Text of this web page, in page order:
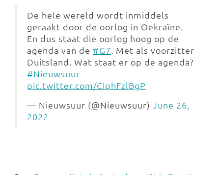
De hele wereld wordt inmiddels
geraakt door de oorlog in Oekraïne.
En dus staat die oorlog hoog op de
agenda van de #G7. Met als voorzitter
Duitsland. Wat staat er op de agenda?
#Nieuwsuur
pic.twitter.com/CIqhFzlBgP
— Nieuwsuur (@Nieuwsuur) June 26,
2022